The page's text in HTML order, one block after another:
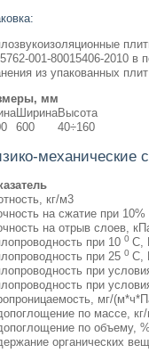
001-80015406-2010 в
из упакованных
мм
ШиринаВысота
600 40÷160
механические
кг/м3
на сжатие при
на отрыв слоев,
при 10 0 С,
при 25 0 С,
при
при
мг/
по массе,
по объему,
органических